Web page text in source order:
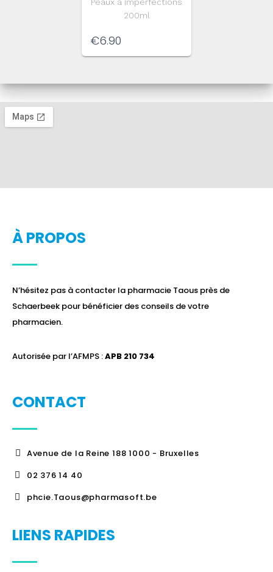
Peaux à imperfections
200ml
€6.90
À PROPOS
N’hésitez pas à contacter la pharmacie Taous près de
Schaerbeek pour bénéficier des conseils de votre
pharmacien.
Autorisée par l’AFMPS :APB 210 734
CONTACT
Avenue de la Reine 188 1000 - Bruxelles
02 376 14 40
phcie.Taous@pharmasoft.be
LIENS RAPIDES